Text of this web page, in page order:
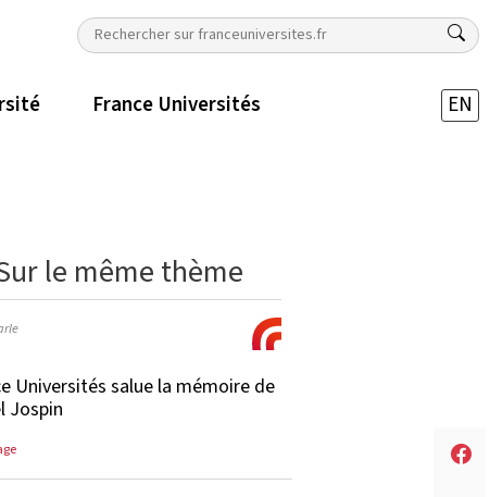
France Universités EN
le même thème
Universités salue la mémoire de
Jospin